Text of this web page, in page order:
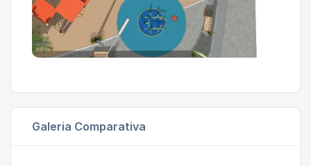
Galeria Comparativa